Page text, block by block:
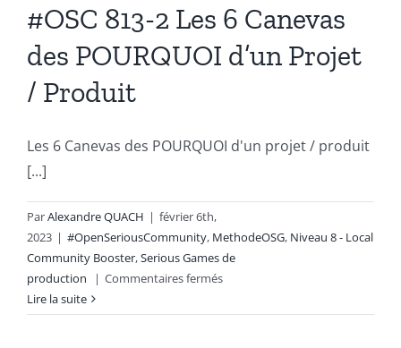
#OSC 813-2 Les 6 Canevas
des POURQUOI d’un Projet
/ Produit
Les 6 Canevas des POURQUOI d'un projet / produit
[...]
ParAlexandre QUACH | février 6th,
2023 | #OpenSeriousCommunity, MethodeOSG, Niveau 8 - Local
Community Booster,Serious Games de
production
| Commentaires ferméssur
813-
Lire la suite